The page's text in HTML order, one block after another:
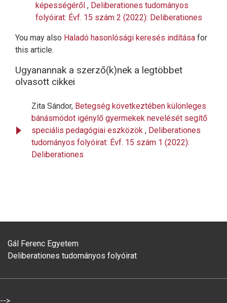
képességéről , Deliberationes tudományos
folyóirat: Évf. 15 szám 2 (2022): Deliberationes
You may also Haladó hasonlósági keresés indítása for
this article.
Ugyanannak a szerző(k)nek a legtöbbet
olvasott cikkei
Zita Sándor, Betegség következtében különleges
bánásmódot igénylő gyermekek nevelését segítő
speciális pedagógiai eszközök , Deliberationes
tudományos folyóirat: Évf. 15 szám 1 (2022):
Deliberationes
Gál Ferenc Egyetem
Deliberationes tudományos folyóirat
-->